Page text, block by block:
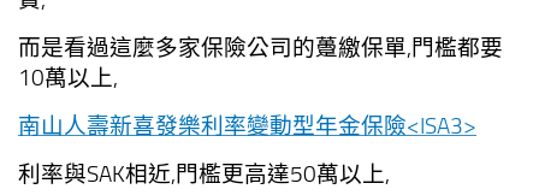
而是看過這麼多家保險公司的躉繳保單,門檻都要
10萬以上,
南山人壽新喜發樂利率變動型年金保險<ISA3>
利率與SAK相近,門檻更高達50萬以上,